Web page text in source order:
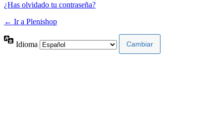
¿Has olvidado tu contraseña?
← Ir a Plenishop
Idioma